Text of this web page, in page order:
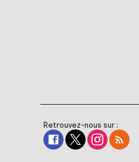
Retrouvez-nous sur :